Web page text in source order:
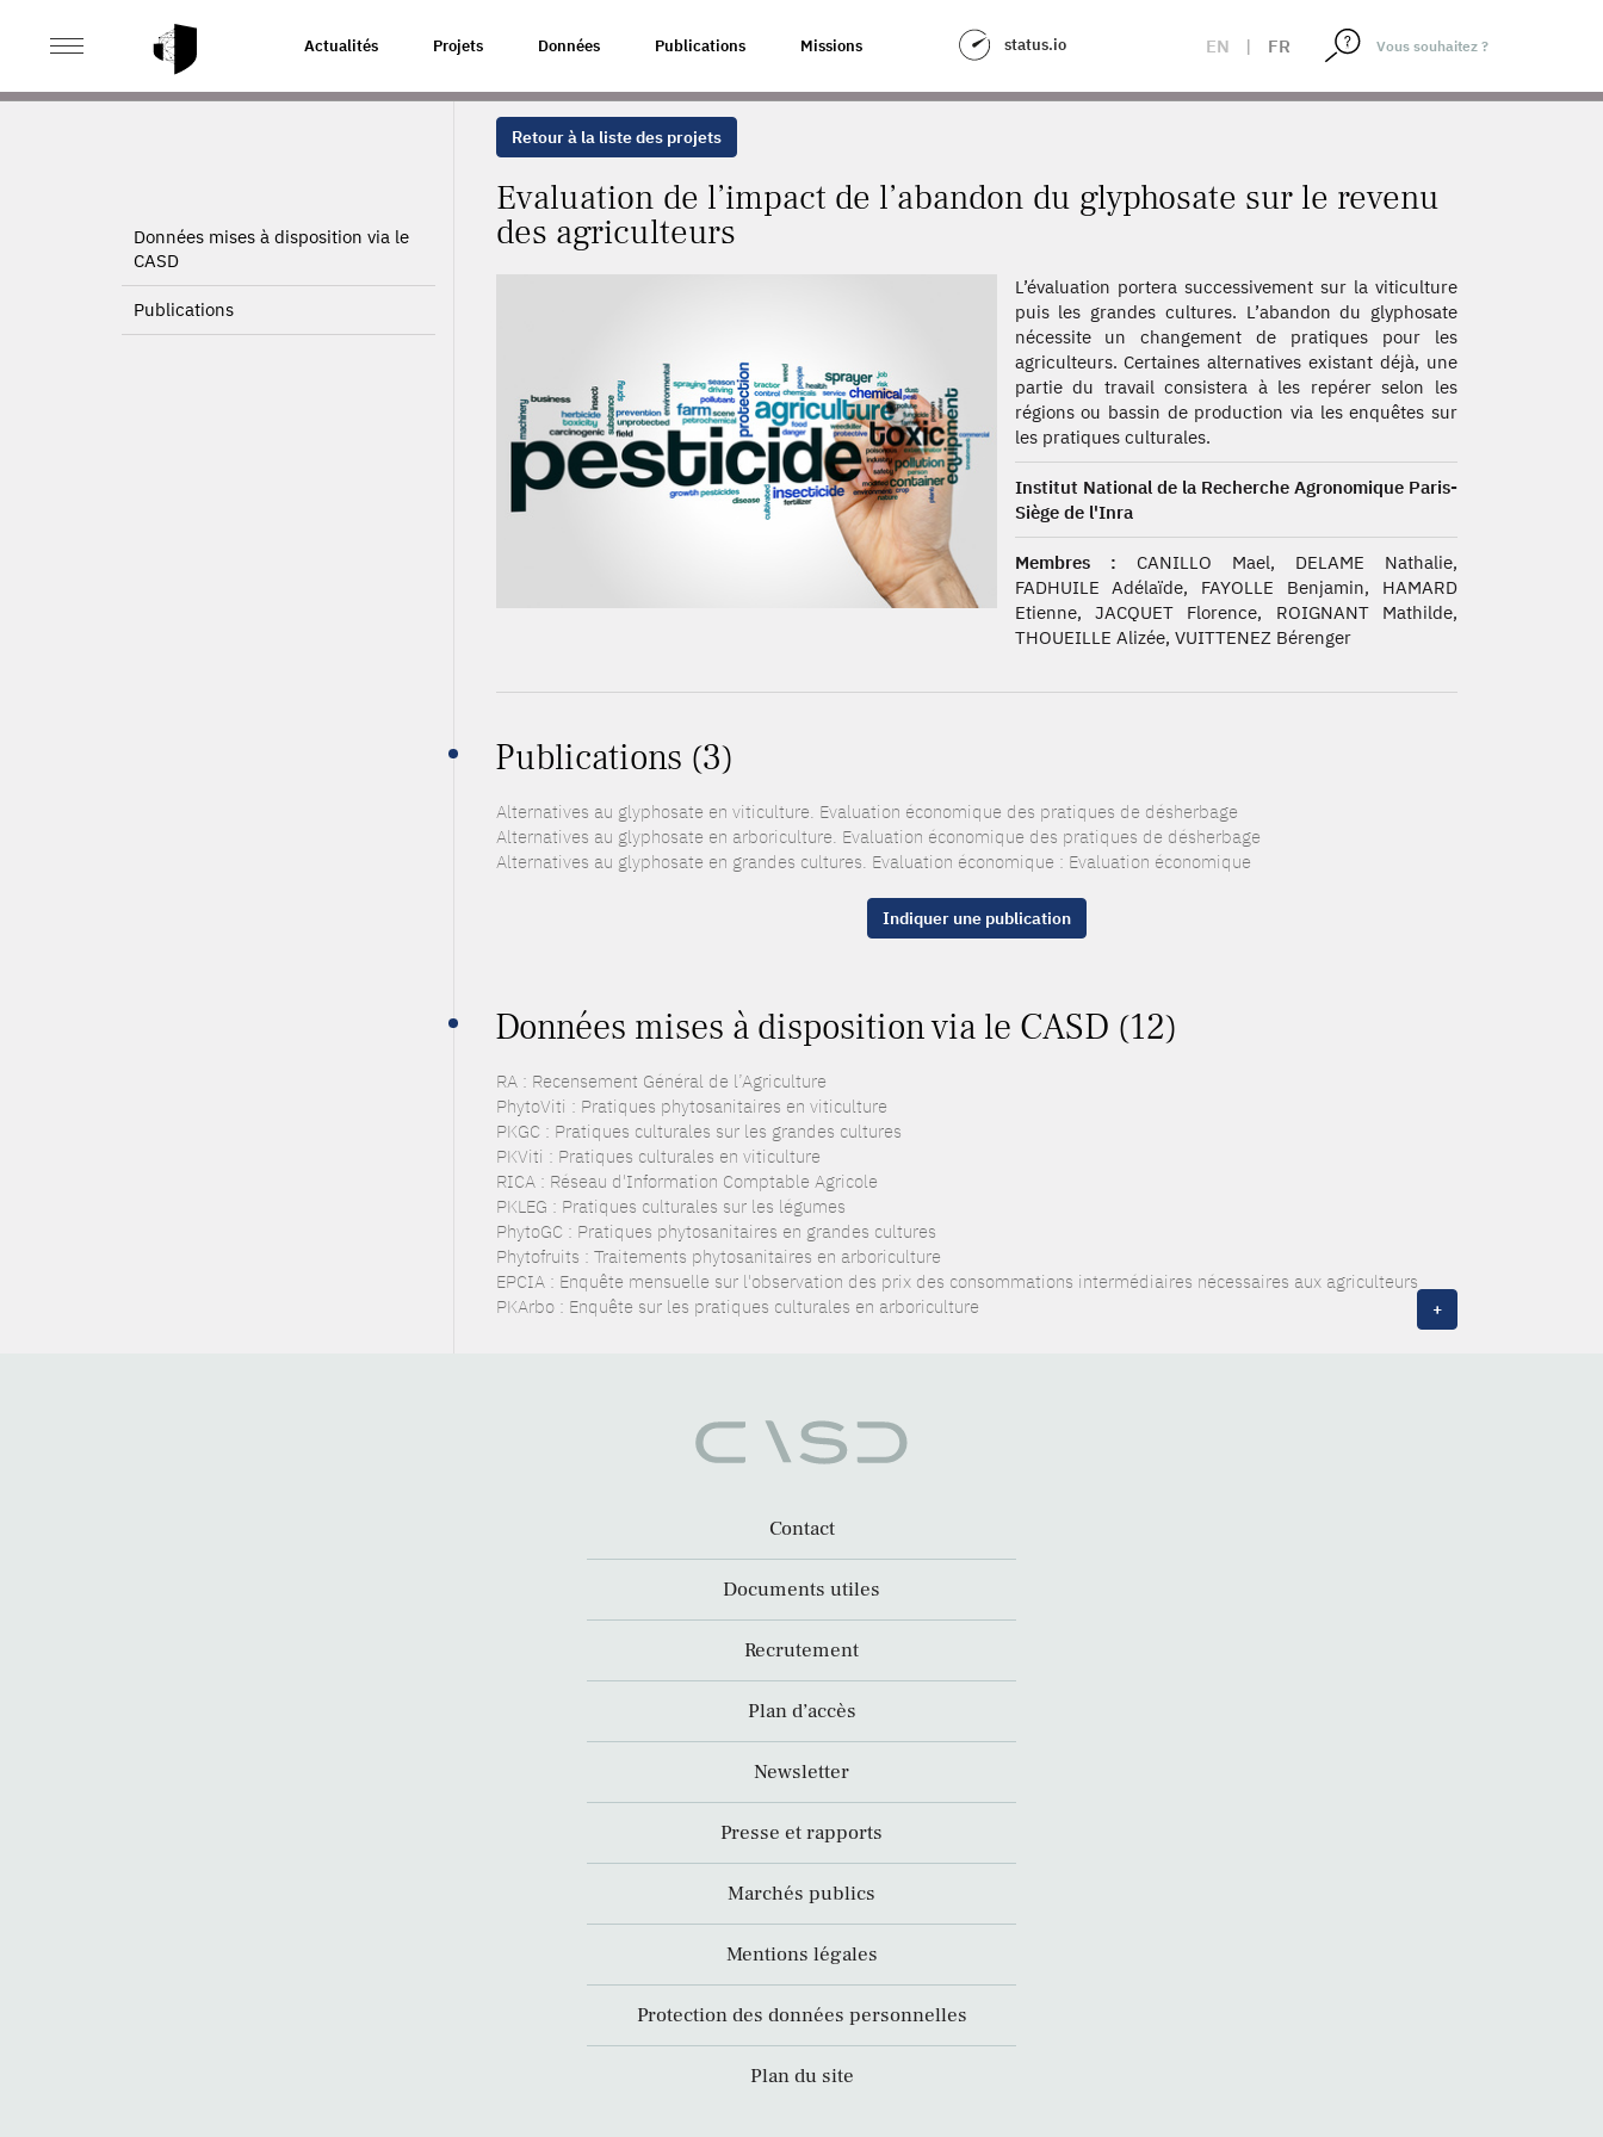
Actualités Projets Données Publications Missions status.io EN | FR
ACCUEIL EVALUATION DE L’IMPACT DE L’ABANDON DU GLYPHOSATE SUR LE REVENU DES AGRICULTEURS
Données mises à disposition via le
CASD
Publications
Retour à la liste des projets
Evaluation de l’impact de l’abandon du glyphosate sur le revenu
des agriculteurs
L’évaluation portera successivement sur la viticulture
puis les grandes cultures. L’abandon du glyphosate
nécessite un changement de pratiques pour les
agriculteurs. Certaines alternatives existant déjà, une
partie du travail consistera à les repérer selon les
régions ou bassin de production via les enquêtes sur
les pratiques culturales.
Institut National de la Recherche Agronomique Paris-
Siège de l'Inra
Membres : CANILLO Mael, DELAME Nathalie,
FADHUILE Adélaïde, FAYOLLE Benjamin, HAMARD
Etienne, JACQUET Florence, ROIGNANT Mathilde,
THOUEILLE Alizée, VUITTENEZ Bérenger
Publications (3)
Alternatives au glyphosate en viticulture. Evaluation économique des pratiques de désherbage
Alternatives au glyphosate en arboriculture. Evaluation économique des pratiques de désherbage
Alternatives au glyphosate en grandes cultures. Evaluation économique : Evaluation économique
Indiquer une publication
Données mises à disposition via le CASD (12)
RA : Recensement Général de l’Agriculture
PhytoViti : Pratiques phytosanitaires en viticulture
PKGC : Pratiques culturales sur les grandes cultures
PKViti : Pratiques culturales en viticulture
RICA : Réseau d'Information Comptable Agricole
PKLEG : Pratiques culturales sur les légumes
PhytoGC : Pratiques phytosanitaires en grandes cultures
Phytofruits : Traitements phytosanitaires en arboriculture
EPCIA : Enquête mensuelle sur l'observation des prix des consommations intermédiaires nécessaires aux agriculteurs
PKArbo : Enquête sur les pratiques culturales en arboriculture
+
Contact
Documents utiles
Recrutement
Plan d’accès
Newsletter
Presse et rapports
Marchés publics
Mentions légales
Protection des données personnelles
Plan du site